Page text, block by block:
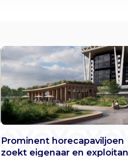
Prominent horecapaviljoen
zoekt eigenaar en